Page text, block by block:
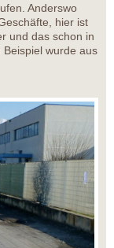
Anderswo
hier ist
und das schon in
wurde aus